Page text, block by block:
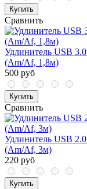
Купить
Сравнить
Удлинитель USB
(Am/Af, 1,8м)
500 руб
Купить
Сравнить
Удлинитель USB
(Am/Af, 3м)
220 руб
Купить